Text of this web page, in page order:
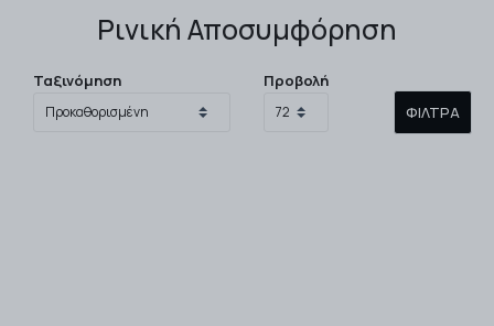
Ρινική Αποσυμφόρηση
Ταξινόμηση
Προβολή
ΦΊΛΤΡΑ